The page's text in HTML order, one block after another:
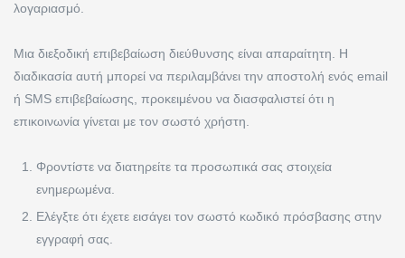
λογαριασμό.
Μια διεξοδική επιβεβαίωση διεύθυνσης είναι απαραίτητη. Η
διαδικασία αυτή μπορεί να περιλαμβάνει την αποστολή ενός email
ή SMS επιβεβαίωσης, προκειμένου να διασφαλιστεί ότι η
επικοινωνία γίνεται με τον σωστό χρήστη.
Φροντίστε να διατηρείτε τα προσωπικά σας στοιχεία
ενημερωμένα.
Ελέγξτε ότι έχετε εισάγει τον σωστό κωδικό πρόσβασης στην
εγγραφή σας.